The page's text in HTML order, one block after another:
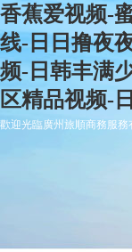
香蕉爱视频-
线-日日撸夜
频-日韩丰满
区精品视频-
歡迎光臨廣州旅順商務服務